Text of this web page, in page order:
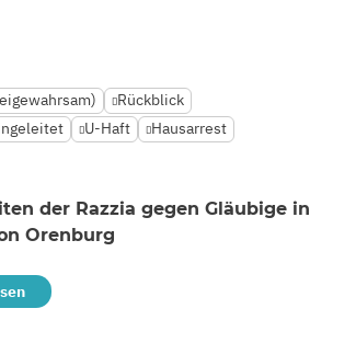
Rückblick
U-Haft Hausarrest
der Razzia gegen Gläubige in
Orenburg